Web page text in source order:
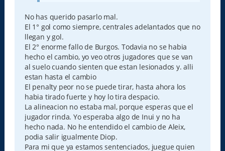
No has querido pasarlo mal.
El 1° gol como siempre, centrales adelantados que no
llegan y gol.
El 2° enorme fallo de Burgos. Todavia no se habia
hecho el cambio, yo veo otros jugadores que se van
al suelo cuando sienten que estan lesionados y. alli
estan hasta el cambio
El penalty peor no se puede tirar, hasta ahora los
habia tirado fuerte y hoy lo tira despacio.
La alineacion no estaba mal, porque esperas que el
jugador rinda. Yo esperaba algo de Inui y no ha
hecho nada. No he entendido el cambio de Aleix,
podia salir igualmente Diop.
Para mi que ya estamos sentenciados, juegue quien